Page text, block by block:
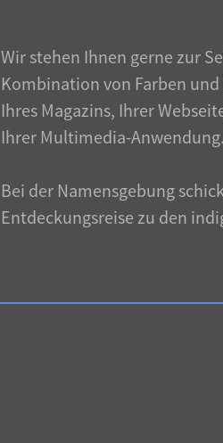
Wir stehen Ihnen gerne zur
Kombination von Farben
Ihres Magazins, Ihrer
Ihrer Multimedia-Anwendung.
Bei der Namensgebung
Entdeckungsreise zu den